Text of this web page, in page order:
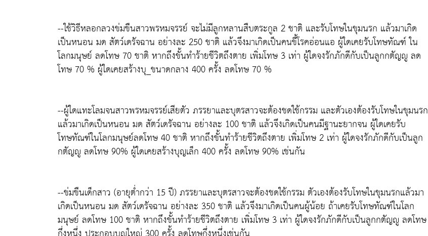
--ใช้วิธีหลอกลวงข่มขืนสาวพรหมจรรย์ จะไม่มีลูกหลานสืบตระกูล 2 ชาติ และรับโทษในขุมนรก แล้วมาเกิด
เป็นหนอน มด สัตว์เดรัจฉาน อย่างละ 250 ชาติ แล้วจึงมาเกิดเป็นคนขี้โรคอ่อนแอ ผู้ใดเคยรับโทษทัณฑ์ ใน
โลกมนุษย์ ลดโทษ 70 ชาติ หากถึงขั้นทำร้ายชีวิตถึงตาย เพิ่มโทษ 3 เท่า ผู้ใดจงรักภักดีกับเป็นลูกกตัญญู ลด
โทษ 70 % ผู้ใดเคยสร้างบุ_ขนาดกลาง 400 ครั้ง ลดโทษ 70 %
--ผู้ใดแทะโลมจนสาวพรหมจรรย์เสียตัว ภรรยาและบุตรสาวจะต้องชดใช้กรรม และตัวเองต้องรับโทษในขุมนรก
แล้วมาเกิดเป็นหนอน มด สัตว์เดรัจฉาน อย่างละ 100 ชาติ แล้วจึงเกิดเป็นคนมีฐานะยากจน ผู้ใดเคยรับ
โทษทัณฑ์ในโลกมนุษย์ลดโทษ 40 ชาติ หากถึงขั้นทำร้ายชีวิตถึงตาย เพิ่มโทษ 2 เท่า ผู้ใดจงรักภักดีกับเป็นลูก
กตัญญู ลดโทษ 90% ผู้ใดเคยสร้างบุญเล็ก 400 ครั้ง ลดโทษ 90% เช่นกัน
--ข่มขืนเด็กสาว (อายุต่ำกว่า 15 ปี) ภรรยาและบุตรสาวจะต้องชดใช้กรรม ตัวเองต้องรับโทษในขุมนรกแล้วมา
เกิดเป็นหนอน มด สัตว์เดรัจฉาน อย่างละ 350 ชาติ แล้วจึงมาเกิดเป็นคนผู้น้อย ถ้าเคยรับโทษทัณฑ์ในโลก
มนุษย์ ลดโทษ 100 ชาติ หากถึงขั้นทำร้ายชีวิตถึงตาย เพิ่มโทษ 3 เท่า ผู้ใดจงรักภักดีกับเป็นลูกกตัญญู ลดโทษ